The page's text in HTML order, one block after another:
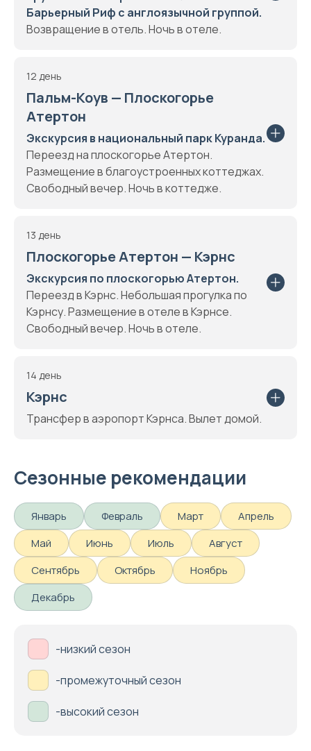
Барьерный Риф с англоязычной группой.
Возвращение в отель. Ночь в отеле.
12 день
Пальм-Коув — Плоскогорье
Атертон
Экскурсия в национальный парк Куранда.
Переезд на плоскогорье Атертон.
Размещение в благоустроенных коттеджах.
Свободный вечер. Ночь в коттедже.
13 день
Плоскогорье Атертон — Кэрнс
Экскурсия по плоскогорью Атертон.
Переезд в Кэрнс. Небольшая прогулка по
Кэрнсу. Размещение в отеле в Кэрнсе.
Свободный вечер. Ночь в отеле.
14 день
Кэрнс
Трансфер в аэропорт Кэрнса. Вылет домой.
Сезонные рекомендации
Январь Февраль Март
Апрель
Май
Июнь Июль
Август
Сентябрь
Октябрь
Ноябрь
Декабрь
-низкий сезон
-промежуточный сезон
-высокий сезон